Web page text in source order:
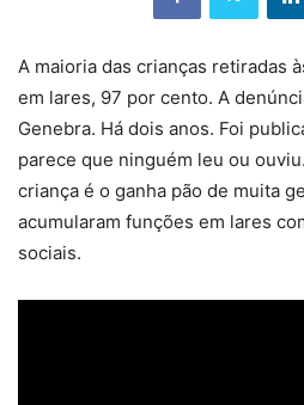
A maioria das crianças retiradas
em lares, 97 por cento. A
Genebra. Há dois anos. Foi
parece que ninguém leu ou
criança é o ganha pão de muita
acumularam funções em lares
sociais.